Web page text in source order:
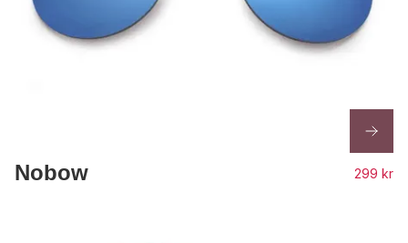
Nobow 299 kr